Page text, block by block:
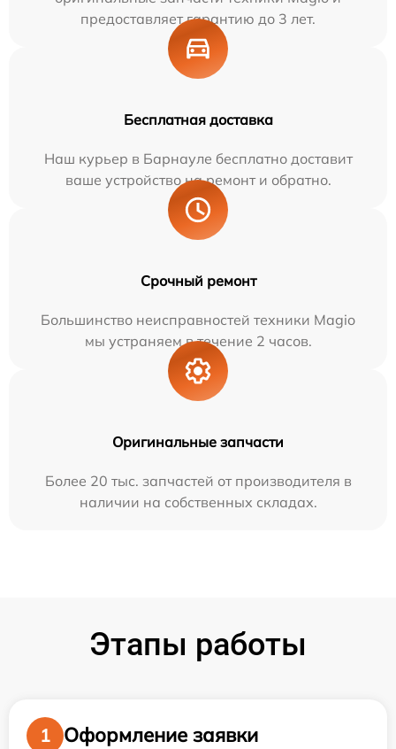
предоставляет гарантию до 3 лет.
Бесплатная доставка
Наш курьер в Барнауле бесплатно доставит
ваше устройство на ремонт и обратно.
Срочный ремонт
Большинство неисправностей техники Magio
мы устраняем в течение 2 часов.
Оригинальные запчасти
Более 20 тыс. запчастей от производителя в
наличии на собственных складах.
Этапы работы
1
Оформление заявки